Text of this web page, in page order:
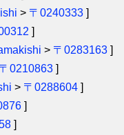
> 〒0240333 ]
]
> 〒0283163 ]
〒0210863 ]
> 〒0288604 ]
]
]